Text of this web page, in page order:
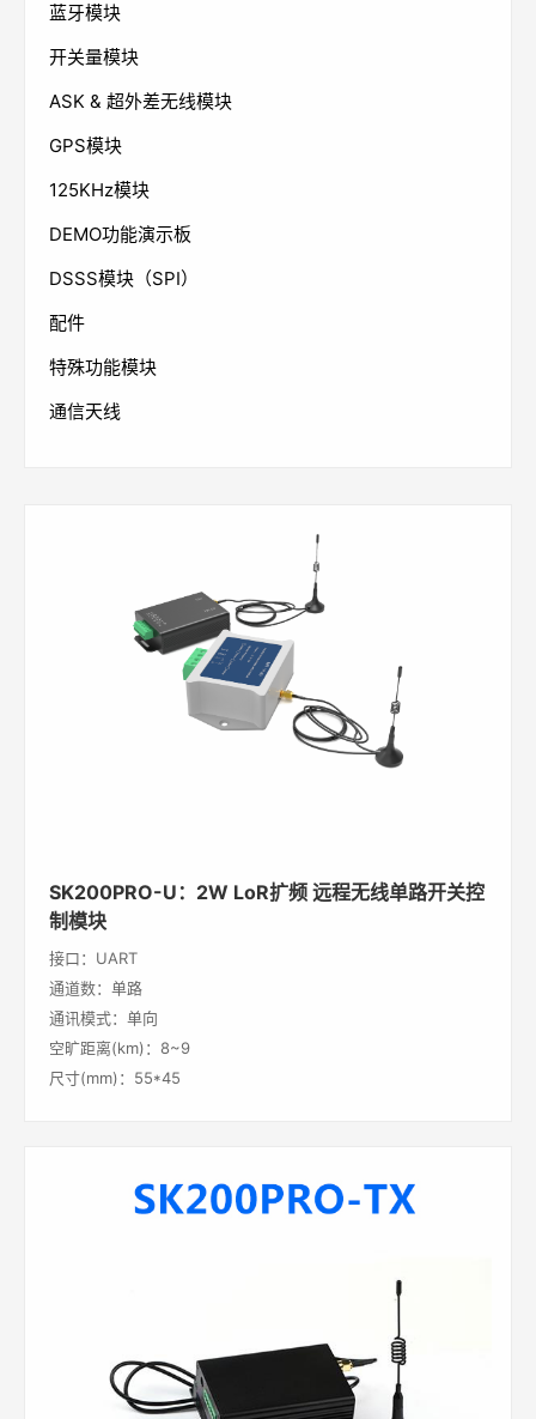
蓝牙模块
开关量模块
ASK & 超外差无线模块
GPS模块
125KHz模块
DEMO功能演示板
DSSS模块（SPI）
配件
特殊功能模块
通信天线
SK200PRO-U：2W LoR扩频 远程无线单路开关控
制模块
接口：UART
通道数：单路
通讯模式：单向
空旷距离(km)：8~9
尺寸(mm)：55*45